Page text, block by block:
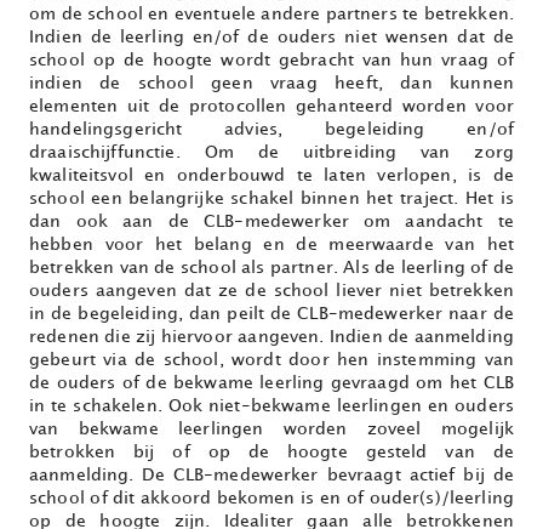
om de school en eventuele andere partners te betrekken.
Indien de leerling en/of de ouders niet wensen dat de
school op de hoogte wordt gebracht van hun vraag of
indien de school geen vraag heeft, dan kunnen
elementen uit de protocollen gehanteerd worden voor
handelingsgericht advies, begeleiding en/of
draaischijffunctie. Om de uitbreiding van zorg
kwaliteitsvol en onderbouwd te laten verlopen, is de
school een belangrijke schakel binnen het traject. Het is
dan ook aan de CLB-medewerker om aandacht te
hebben voor het belang en de meerwaarde van het
betrekken van de school als partner. Als de leerling of de
ouders aangeven dat ze de school liever niet betrekken
in de begeleiding, dan peilt de CLB-medewerker naar de
redenen die zij hiervoor aangeven. Indien de aanmelding
gebeurt via de school, wordt door hen instemming van
de ouders of de bekwame leerling gevraagd om het CLB
in te schakelen. Ook niet-bekwame leerlingen en ouders
van bekwame leerlingen worden zoveel mogelijk
betrokken bij of op de hoogte gesteld van de
aanmelding. De CLB-medewerker bevraagt actief bij de
school of dit akkoord bekomen is en of ouder(s)/leerling
op de hoogte zijn. Idealiter gaan alle betrokkenen